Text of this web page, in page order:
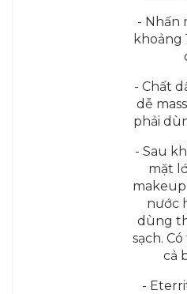
- Nhấn
khoảng
- Chất
dễ
phải
- Sau
mặt
makeup
nước
dùng
sạch.
cả
-